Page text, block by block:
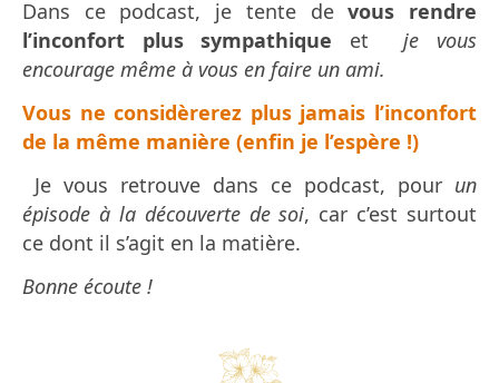
Dans ce podcast, je tente devous rendre
l’inconfort plus sympathique etje vous
encourage même à vous en faire un ami.
Vous ne considèrerez plus jamais l’inconfort
de la même manière (enfin je l’espère !)
Je vous retrouve dans ce podcast, pour un
épisode à la découverte de soi, car c’est surtout
ce dont il s’agit en la matière.
Bonne écoute !